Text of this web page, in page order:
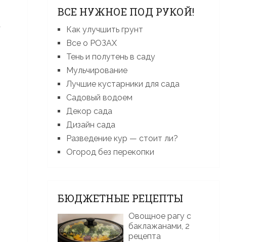
ВСЕ НУЖНОЕ ПОД РУКОЙ!
Как улучшить грунт
Все о РОЗАХ
Тень и полутень в саду
Мульчирование
Лучшие кустарники для сада
Садовый водоем
Декор сада
Дизайн сада
Разведение кур — стоит ли?
Огород без перекопки
БЮДЖЕТНЫЕ РЕЦЕПТЫ
Овощное рагу с
баклажанами, 2
рецепта